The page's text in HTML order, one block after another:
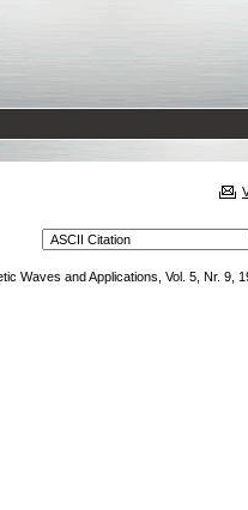
Waves and Applications, Vol. 5, Nr. 9,